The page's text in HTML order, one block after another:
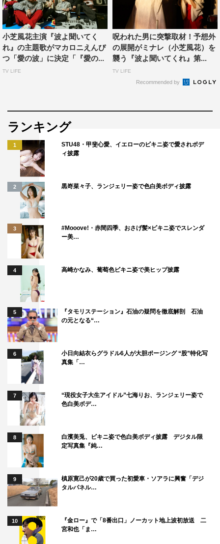
制作：テレビ朝日、MMJ
©テレビ朝日
©沙村広明／講談社
小芝風花主演『波よ聞いてく
れ』の主題歌がマカロニえんぴ
つ「愛の波」に決定「『愛の...
TV LIFE
呪われた男に突撃取材！予想外
の展開がミナレ（小芝風花）を
襲う『波よ聞いてくれ』第...
TV LIFE
Recommended by
ランキング
1
STU48・甲斐心愛、イエローのビキニ姿で愛されボデ
ィ披露
2 黒嵜菜々子、ランジェリー姿で色白美ボディ披露
3
#Mooove!・赤間四季、おさげ髪×ビキニ姿でスレンダ
ー美…
4 高崎かなみ、葡萄色ビキニ姿で美ヒップ披露
5
『タモリステーション』石油の疑問を徹底解剖 石油
の元となる“…
6
小日向結衣らグラドル6人が大胆ポージング “股”特化写
真集「…
7
“現役女子大生アイドル”七海りお、ランジェリー姿で
色白美ボデ…
8
白濱美兎、ビキニ姿で色白美ボディ披露 デジタル限
定写真集『純…
9
槙原寛己が20歳で買った初愛車・ソアラに興奮「デジ
タルパネル…
10
『金ロー』で「8番出口」ノーカット地上波初放送 二
宮和也「ま…